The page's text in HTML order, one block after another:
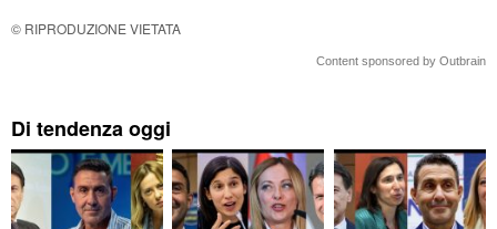
© RIPRODUZIONE VIETATA
Content sponsored by Outbrain
Di tendenza oggi